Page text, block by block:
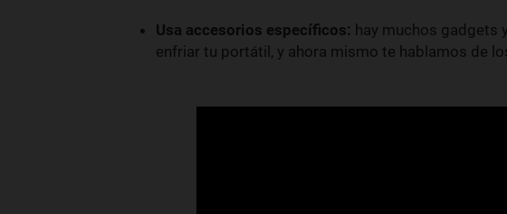
Usa accesorios específicos: hay muchos gadgets
enfriar tu portátil, y ahora mismo te hablamos de